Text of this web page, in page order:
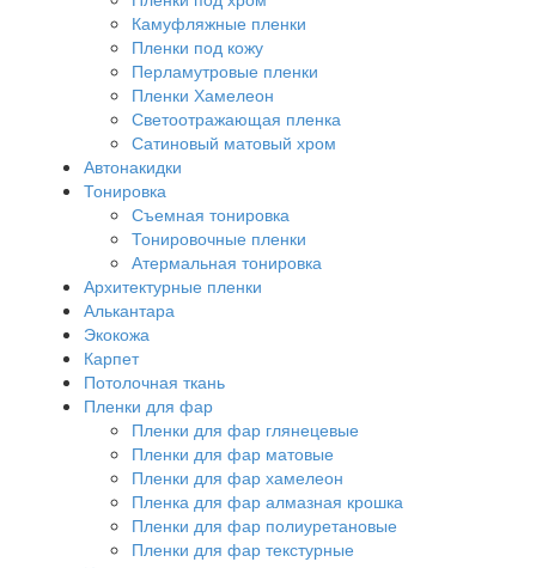
Камуфляжные пленки
Пленки под кожу
Перламутровые пленки
Пленки Хамелеон
Светоотражающая пленка
Сатиновый матовый хром
Автонакидки
Тонировка
Съемная тонировка
Тонировочные пленки
Атермальная тонировка
Архитектурные пленки
Алькантара
Экокожа
Карпет
Потолочная ткань
Пленки для фар
Пленки для фар глянецевые
Пленки для фар матовые
Пленки для фар хамелеон
Пленка для фар алмазная крошка
Пленки для фар полиуретановые
Пленки для фар текстурные